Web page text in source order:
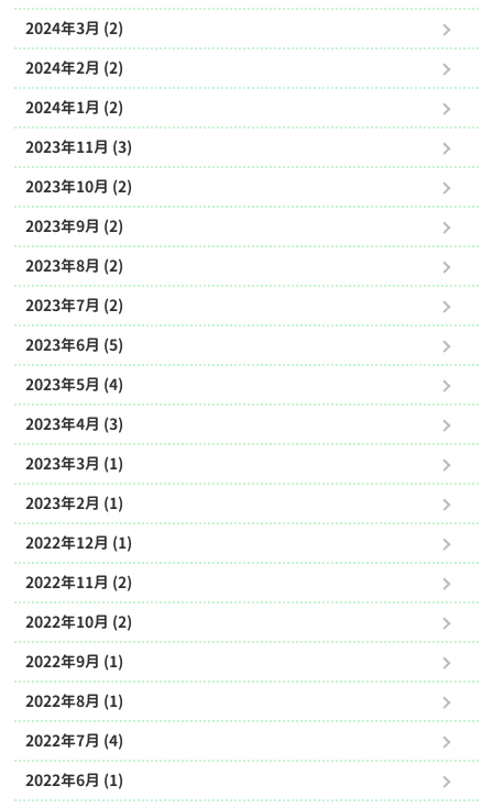
2024年3月 (2)
2024年2月 (2)
2024年1月 (2)
2023年11月 (3)
2023年10月 (2)
2023年9月 (2)
2023年8月 (2)
2023年7月 (2)
2023年6月 (5)
2023年5月 (4)
2023年4月 (3)
2023年3月 (1)
2023年2月 (1)
2022年12月 (1)
2022年11月 (2)
2022年10月 (2)
2022年9月 (1)
2022年8月 (1)
2022年7月 (4)
2022年6月 (1)